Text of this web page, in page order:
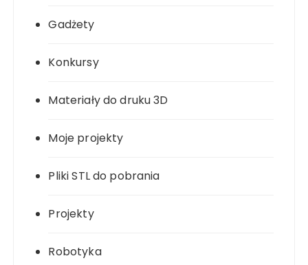
Gadżety
Konkursy
Materiały do druku 3D
Moje projekty
Pliki STL do pobrania
Projekty
Robotyka